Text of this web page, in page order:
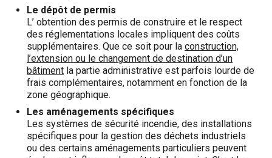
Le dépôt de permis
L’ obtention des permis de construire et le respect
des réglementations locales impliquent des coûts
supplémentaires. Que ce soit pour la construction,
l’extension ou le changement de destination d’un
bâtiment la partie administrative est parfois lourde de
frais complémentaires, notamment en fonction de la
zone géographique.
Les aménagements spécifiques
Les systèmes de sécurité incendie, des installations
spécifiques pour la gestion des déchets industriels
ou des certains aménagements particuliers peuvent